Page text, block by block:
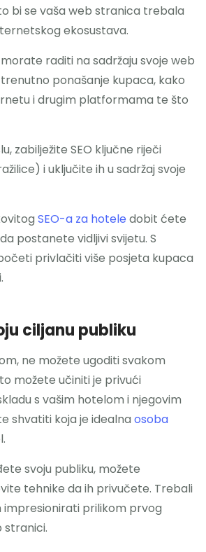
bi se vaša web stranica trebala
ekosustava.
raditi na sadržaju svoje web
ponašanje kupaca, kako
i drugim platformama te što
zabilježite SEO ključne riječi
i uključite ih u sadržaj svoje
SEO-a za hotele dobit ćete
postanete vidljivi svijetu. S
privlačiti više posjeta kupaca
ciljanu publiku
ne možete ugoditi svakom
možete učiniti je privući
s vašim hotelom i njegovim
shvatiti koja je idealna osoba
svoju publiku, možete
tehnike da ih privučete. Trebali
impresionirati prilikom prvog
stranici.